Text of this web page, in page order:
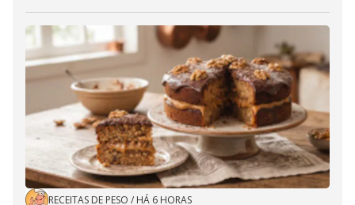
RECEITAS DE PESO / HÁ 6 HORAS